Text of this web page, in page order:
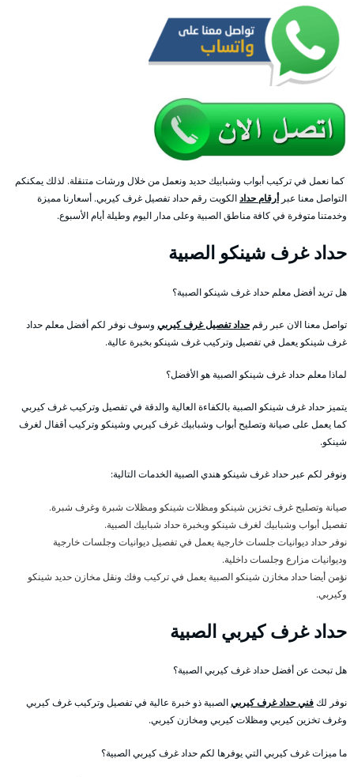
كما نعمل في تركيب أبواب وشبابيك حديد ونعمل من خلال ورشات متنقلة. لذلك يمكنكم
التواصل معنا عبرأرقام حدادالكويت رقم حداد تفصيل غرف كيربي. أسعارنا مميزة
وخدمتنا متوفرة في كافة مناطق الصبية وعلى مدار اليوم وطيلة أيام الأسبوع.
حداد غرف شينكو الصبية
هل تريد أفضل معلم حداد غرف شينكو الصبية؟
تواصل معنا الان عبر رقم حداد تفصيل غرف كيربي وسوف نوفر لكم أفضل معلم حداد
غرف شينكو يعمل في تفصيل وتركيب غرف شينكو بخبرة عالية.
لماذا معلم حداد غرف شينكو الصبية هو الأفضل؟
يتميز حداد غرف شينكو الصبية بالكفاءة العالية والدقة في تفصيل وتركيب غرف كيربي
كما يعمل على صيانة وتصليح أبواب وشبابيك غرف كيربي وشينكو وتركيب أقفال لغرف
شينكو.
ونوفر لكم عبر حداد غرف شينكو هندي الصبية الخدمات التالية:
صيانة وتصليح غرف تخزين شينكو ومظلات شينكو ومظلات شبرة وغرف شبرة.
تفصيل أبواب وشبابيك لغرف شينكو وبخبرة حداد شبابيك الصبية.
نوفر حداد ديوانيات جلسات خارجية يعمل في تفصيل ديوانيات وجلسات خارجية
وديوانيات مزارع وجلسات داخلية.
نؤمن أيضا حداد مخازن شينكو الصبية يعمل في تركيب وفك ونقل مخازن حديد شينكو
وكيربي.
حداد غرف كيربي الصبية
هل تبحث عن أفضل حداد غرف كيربي الصبية؟
نوفر لكفني حداد غرف كيربيالصبية ذو خبرة عالية في تفصيل وتركيب غرف كيربي
وغرف تخزين كيربي ومظلات كيربي ومخازن كيربي.
ما ميزات غرف كيربي التي يوفرها لكم حداد غرف كيربي الصبية؟